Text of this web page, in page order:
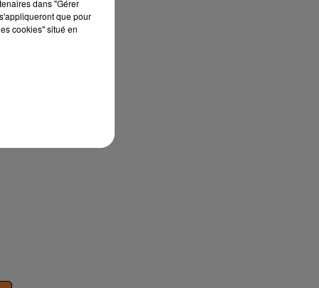
dans "Gérer
que pour
cookies" situé en